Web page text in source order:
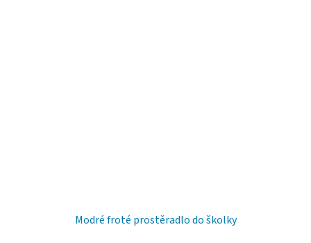
Modré froté prostěradlo do školky